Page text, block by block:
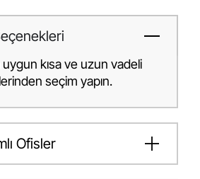
kısa ve uzun vadeli
seçim yapın.
Ofisler